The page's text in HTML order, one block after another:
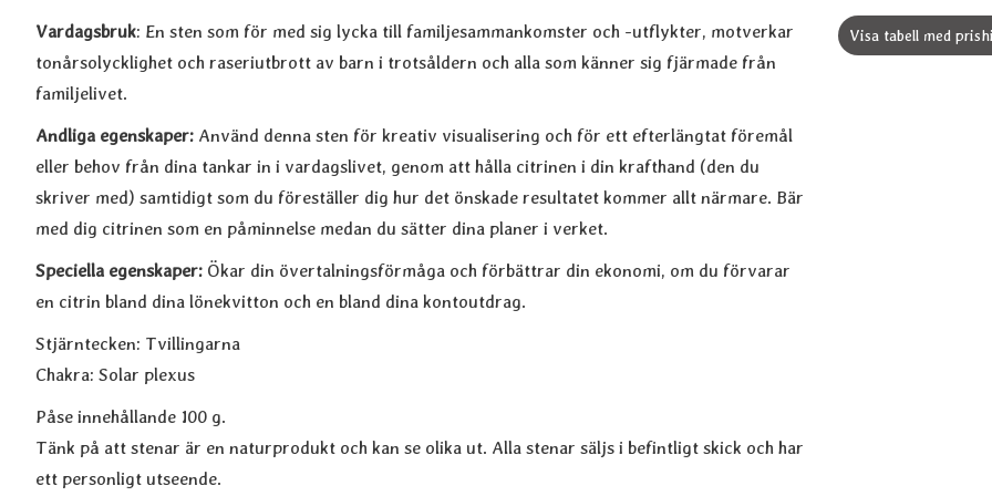
Vardagsbruk: En sten som för med sig lycka till familjesammankomster och -utflykter, motverkar
tonårsolycklighet och raseriutbrott av barn i trotsåldern och alla som känner sig fjärmade från
familjelivet.
Andliga egenskaper: Använd denna sten för kreativ visualisering och för ett efterlängtat föremål
eller behov från dina tankar in i vardagslivet, genom att hålla citrinen i din krafthand (den du
skriver med) samtidigt som du föreställer dig hur det önskade resultatet kommer allt närmare. Bär
med dig citrinen som en påminnelse medan du sätter dina planer i verket.
Speciella egenskaper: Ökar din övertalningsförmåga och förbättrar din ekonomi, om du förvarar
en citrin bland dina lönekvitton och en bland dina kontoutdrag.
Stjärntecken: Tvillingarna
Chakra: Solar plexus
Påse innehållande 100 g.
Tänk på att stenar är en naturprodukt och kan se olika ut. Alla stenar säljs i befintligt skick och har
ett personligt utseende.
Visa tabell med